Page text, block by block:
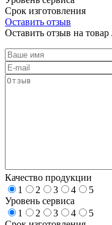
Срок изготовления
Оставить отзыв
Оставить отзыв на
Качество продукции
1
2 3 4
5
Уровень сервиса
1
2 3 4
5